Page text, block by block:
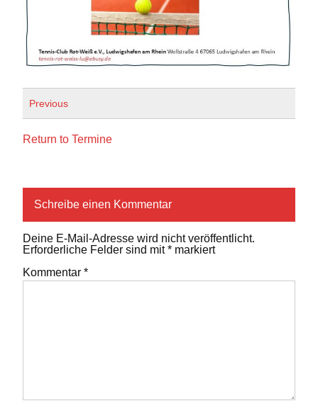
Previous
Return to Termine
Schreibe einen Kommentar
Deine E-Mail-Adresse wird nicht veröffentlicht.
Erforderliche Felder sind mit* markiert
Kommentar *